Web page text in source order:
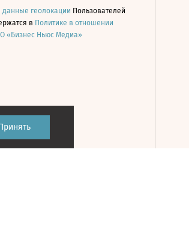
данные геолокации Пользователей
в Политике в отношении
«Бизнес Ньюс Медиа»